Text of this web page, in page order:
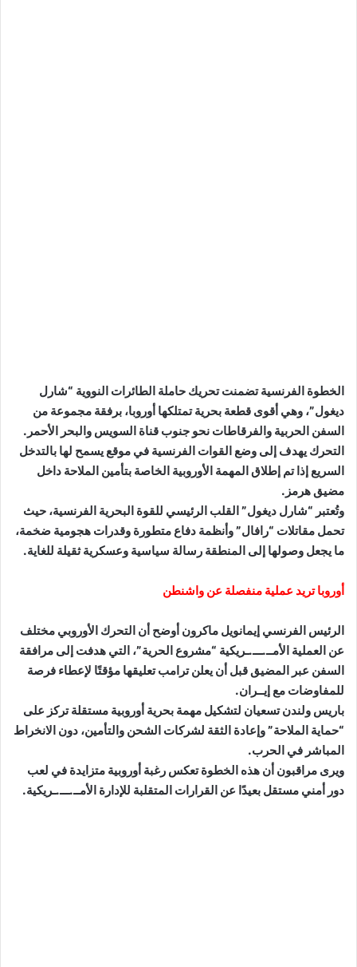
الخطوة الفرنسية تضمنت تحريك حاملة الطائرات النووية “شارل
ديغول”، وهي أقوى قطعة بحرية تمتلكها أوروبا، برفقة مجموعة من
السفن الحربية والفرقاطات نحو جنوب قناة السويس والبحر الأحمر.
التحرك يهدف إلى وضع القوات الفرنسية في موقع يسمح لها بالتدخل
السريع إذا تم إطلاق المهمة الأوروبية الخاصة بتأمين الملاحة داخل
مضيق هرمز.
وتُعتبر “شارل ديغول” القلب الرئيسي للقوة البحرية الفرنسية، حيث
تحمل مقاتلات “رافال” وأنظمة دفاع متطورة وقدرات هجومية ضخمة،
ما يجعل وصولها إلى المنطقة رسالة سياسية وعسكرية ثقيلة للغاية.
أوروبا تريد عملية منفصلة عن واشنطن
الرئيس الفرنسي إيمانويل ماكرون أوضح أن التحرك الأوروبي مختلف
عن العملية الأمــ.ـــ.ـريكية “مشروع الحرية”، التي هدفت إلى مرافقة
السفن عبر المضيق قبل أن يعلن ترامب تعليقها مؤقتًا لإعطاء فرصة
للمفاوضات مع إيــران.
باريس ولندن تسعيان لتشكيل مهمة بحرية أوروبية مستقلة تركز على
“حماية الملاحة” وإعادة الثقة لشركات الشحن والتأمين، دون الانخراط
المباشر في الحرب.
ويرى مراقبون أن هذه الخطوة تعكس رغبة أوروبية متزايدة في لعب
دور أمني مستقل بعيدًا عن القرارات المتقلبة للإدارة الأمــ.ـــ.ـريكية.